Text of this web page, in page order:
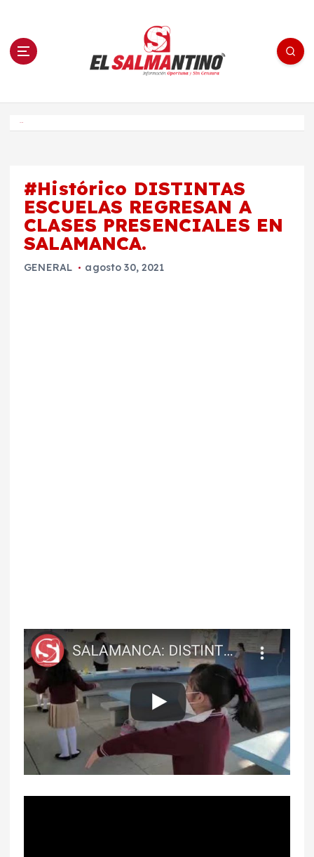
n El Salmantino - medios/noticias/editorial
#Histórico DISTINTAS
ESCUELAS REGRESAN A
CLASES PRESENCIALES EN
SALAMANCA.
GENERAL agosto 30, 2021